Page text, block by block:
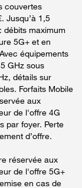
couvertes
Jusqu’à 1,5
débits maximum
5G+ et en
équipements
GHz sous
détails sur
Forfaits Mobile
aux
de l'offre 4G
par foyer. Perte
d’offre.
réservée aux
de l'offre 5G+
en cas de